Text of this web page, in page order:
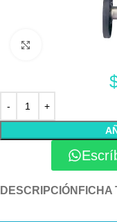
DESCRIPCIÓN FICHA